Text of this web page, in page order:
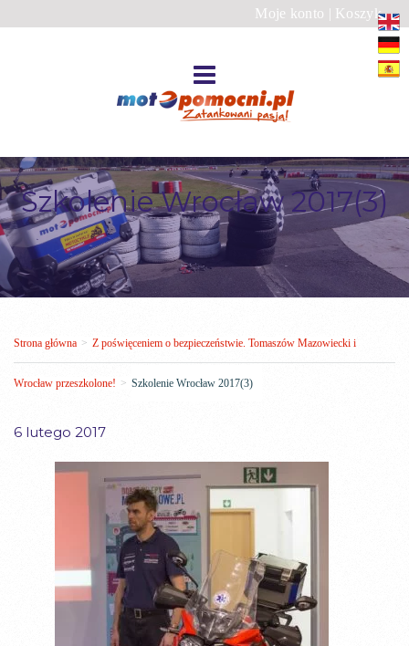
Moje konto | Koszyk
Szkolenie Wrocław 2017(3)
Strona główna > Z poświęceniem o bezpieczeństwie. Tomaszów Mazowiecki i
Wrocław przeszkolone! > Szkolenie Wrocław 2017(3)
6 lutego 2017